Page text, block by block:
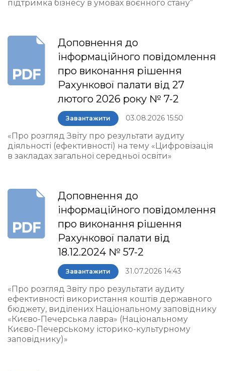
підтримка бізнесу в умовах воєнного стану”
Доповнення до
інформаційного повідомлення
про виконання рішення
Рахункової палати від 27
лютого 2026 року № 7-2
Завантажити 03.08.2026 15:50
«Про розгляд Звіту про результати аудиту
діяльності (ефективності) на тему «Цифровізація
в закладах загальної середньої освіти»
Доповнення до
інформаційного повідомлення
про виконання рішення
Рахункової палати від
18.12.2024 № 57-2
Завантажити 31.07.2026 14:43
«Про розгляд Звіту про результати аудиту
ефективності використання коштів державного
бюджету, виділених Національному заповіднику
«Києво-Печерська лавра» (Національному
Києво-Печерському історико-культурному
заповіднику)»